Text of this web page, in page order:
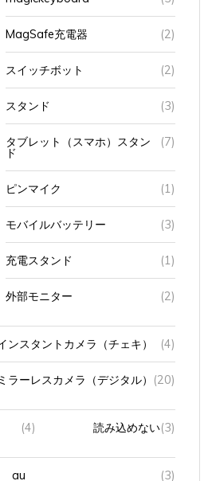
MagSafe充電器 (2)
スイッチボット (2)
スタンド (3)
タブレット（スマホ）スタン
ド
(7)
ピンマイク (1)
モバイルバッテリー (3)
充電スタンド (1)
外部モニター (2)
インスタントカメラ（チェキ） (4)
ミラーレスカメラ（デジタル） (20)
(4) 読み込めない (3)
(3)